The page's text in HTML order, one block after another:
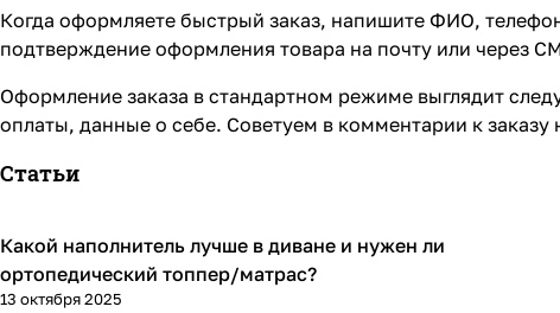
Когда оформляете быстрый заказ, напишите ФИО,
подтверждение оформления товара на почту или через
Оформление заказа в стандартном режиме выглядит
оплаты, данные о себе. Советуем в комментарии к
Статьи
Диваны и кресла
Какой наполнитель лучше в диване и нужен ли
ортопедический топпер/матрас?
13 октября 2025